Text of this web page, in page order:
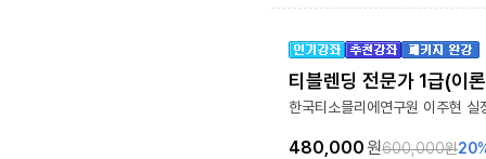
티블렌딩 전문가 1급(이
한국티소믈리에연구원 이주현 실
480,000원600,000원20